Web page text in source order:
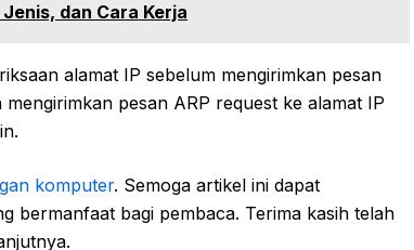
dan Cara Kerja
alamat IP sebelum mengirimkan pesan
pesan ARP request ke alamat IP
komputer. Semoga artikel ini dapat
bermanfaat bagi pembaca. Terima kasih telah